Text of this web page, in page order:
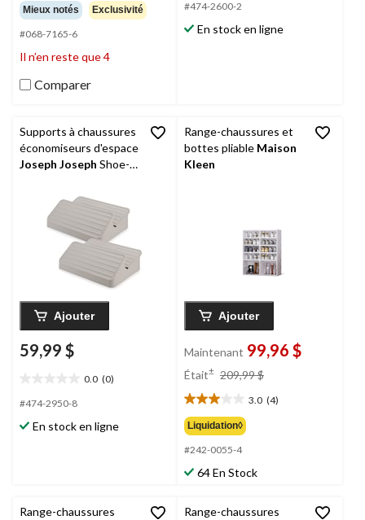
étoile(s)
sur
5.
49
évaluations
Mieux notés Exclusivité
#068-7165-6
Il n’en reste que 4
Comparer
étoile(s)
5.
#474-2600-2
En stock en ligne
Supports à chaussures
économiseurs d'espace
Joseph Joseph Shoe-
Ajouter
59,99 $
0.0 (0)
étoile(s)
5.
#474-2950-8
En stock en ligne
Range-chaussures et
bottes pliable Maison
Kleen
Ajouter
Maintenant 99,96 $
Était± 209,99 $
209,99 $
3.0 (4)
3.0
étoile(s)
sur
5.
4
Liquidation◊
#242-0055-4
64 En Stock
Range-chaussures
Range-chaussures